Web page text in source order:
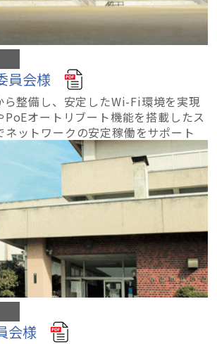
員会様
ら整備し、安定したWi-Fi環境を実現
オートリブート機能を搭載したス
ネットワークの安定稼働をサポート
会様